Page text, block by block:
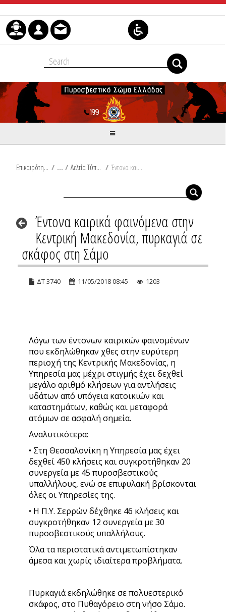
Skip to Content
Επικαιρότητα / Δελτία Τύπου / Έντονα καιρικά φαινόμενα στην Κεντρική Μακεδονία, πυρκαγιά σε σκάφος στη Σάμο
Έντονα καιρικά φαινόμενα στην
Κεντρική Μακεδονία, πυρκαγιά σε
σκάφος στη Σάμο
ΔΤ 3740 11/05/2018 08:45 1203
Λόγω των έντονων καιρικών φαινομένων
που εκδηλώθηκαν χθες στην ευρύτερη
περιοχή της Κεντρικής Μακεδονίας, η
Υπηρεσία μας μέχρι στιγμής έχει δεχθεί
μεγάλο αριθμό κλήσεων για αντλήσεις
υδάτων από υπόγεια κατοικιών και
καταστημάτων, καθώς και μεταφορά
ατόμων σε ασφαλή σημεία.
Αναλυτικότερα:
• Στη Θεσσαλονίκη η Υπηρεσία μας έχει
δεχθεί 450 κλήσεις και συγκροτήθηκαν 20
συνεργεία με 45 πυροσβεστικούς
υπαλλήλους, ενώ σε επιφυλακή βρίσκονται
όλες οι Υπηρεσίες της.
• Η Π.Υ. Σερρών δέχθηκε 46 κλήσεις και
συγκροτήθηκαν 12 συνεργεία με 30
πυροσβεστικούς υπαλλήλους.
Όλα τα περιστατικά αντιμετωπίστηκαν
άμεσα και χωρίς ιδιαίτερα προβλήματα.
Πυρκαγιά εκδηλώθηκε σε πολυεστερικό
σκάφος, στο Πυθαγόρειο στη νήσο Σάμο.